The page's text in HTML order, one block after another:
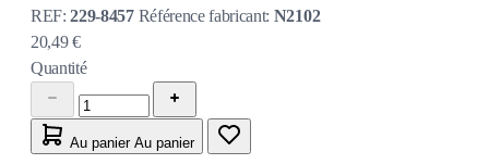
REF:229-8457 Référence fabricant: N2102
20,49 €
Quantité
Au panier Au panier